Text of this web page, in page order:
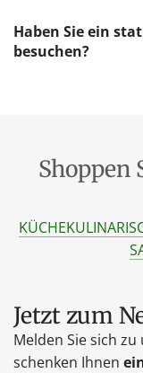
Haben Sie ein
besuchen?
KÜCHE
Jetzt zum
Melden Sie sich
schenken Ihnen